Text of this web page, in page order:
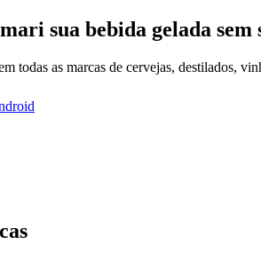
sua bebida gelada sem
todas as marcas de cervejas, destilados,